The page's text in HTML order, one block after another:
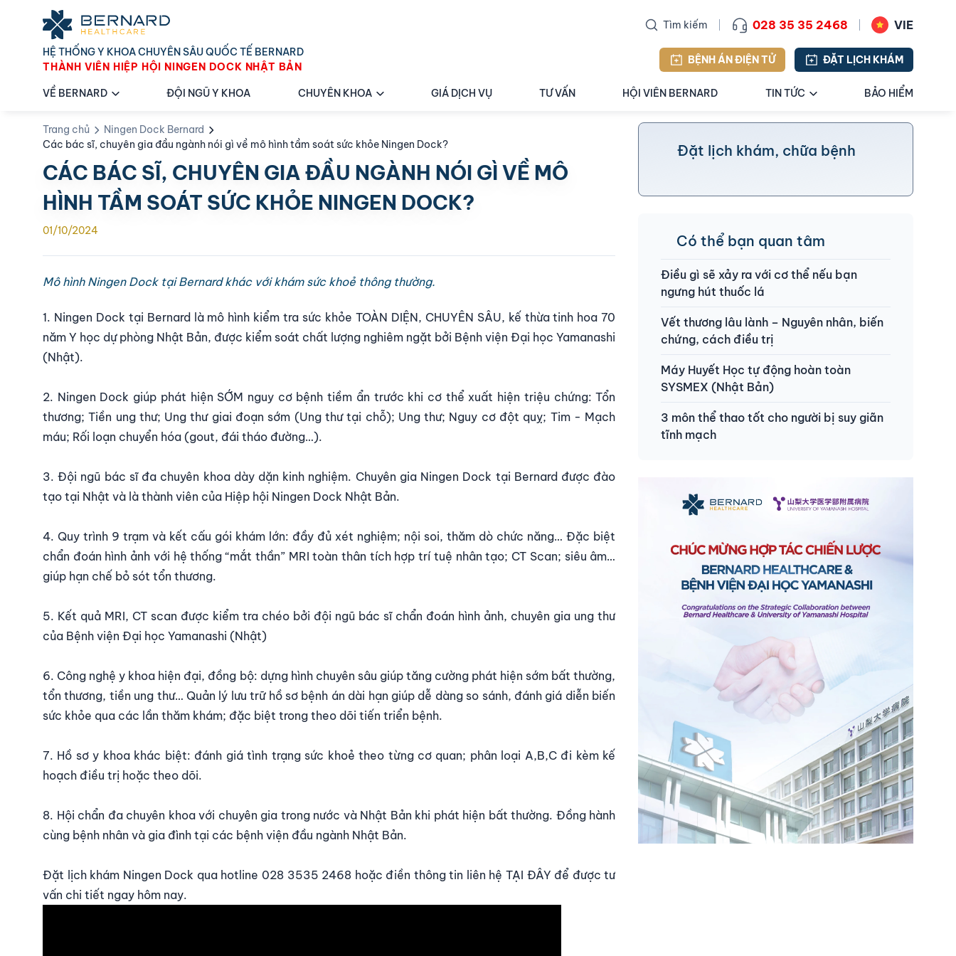
Tìm kiếm 028 35 35 2468 VIE
HỆ THỐNG Y KHOA CHUYÊN SÂU QUỐC TẾ BERNARD
THÀNH VIÊN HIỆP HỘI NINGEN DOCK NHẬT BẢN
BỆNH ÁN ĐIỆN TỬ ĐẶT LỊCH KHÁM
VỀ BERNARD ĐỘI NGŨ Y KHOA CHUYÊN KHOA GIÁ DỊCH VỤ TƯ VẤN HỘI VIÊN BERNARD TIN TỨC BẢO HIỂM
Trang chủ
Ningen Dock Bernard
Các bác sĩ, chuyên gia đầu ngành nói gì về mô hình tầm soát sức khỏe Ningen Dock?
CÁC BÁC SĨ, CHUYÊN GIA ĐẦU NGÀNH NÓI GÌ VỀ MÔ
HÌNH TẦM SOÁT SỨC KHỎE NINGEN DOCK?
01/10/2024
Mô hình Ningen Dock tại Bernard khác với khám sức khoẻ thông thường.
1. Ningen Dock tại Bernard là mô hình kiểm tra sức khỏe TOÀN DIỆN, CHUYÊN SÂU, kế thừa tinh hoa 70
năm Y học dự phòng Nhật Bản, được kiểm soát chất lượng nghiêm ngặt bởi Bệnh viện Đại học Yamanashi
(Nhật).
2. Ningen Dock giúp phát hiện SỚM nguy cơ bệnh tiềm ẩn trước khi cơ thể xuất hiện triệu chứng: Tổn
thương; Tiền ung thư; Ung thư giai đoạn sớm (Ung thư tại chỗ); Ung thư; Nguy cơ đột quỵ; Tim - Mạch
máu; Rối loạn chuyển hóa (gout, đái tháo đường…).
3. Đội ngũ bác sĩ đa chuyên khoa dày dặn kinh nghiệm. Chuyên gia Ningen Dock tại Bernard được đào
tạo tại Nhật và là thành viên của Hiệp hội Ningen Dock Nhật Bản.
4. Quy trình 9 trạm và kết cấu gói khám lớn: đầy đủ xét nghiệm; nội soi, thăm dò chức năng… Đặc biệt
chẩn đoán hình ảnh với hệ thống “mắt thần” MRI toàn thân tích hợp trí tuệ nhân tạo; CT Scan; siêu âm…
giúp hạn chế bỏ sót tổn thương.
5. Kết quả MRI, CT scan được kiểm tra chéo bởi đội ngũ bác sĩ chẩn đoán hình ảnh, chuyên gia ung thư
của Bệnh viện Đại học Yamanashi (Nhật)
6. Công nghệ y khoa hiện đại, đồng bộ: dựng hình chuyên sâu giúp tăng cường phát hiện sớm bất thường,
tổn thương, tiền ung thư… Quản lý lưu trữ hồ sơ bệnh án dài hạn giúp dễ dàng so sánh, đánh giá diễn biến
sức khỏe qua các lần thăm khám; đặc biệt trong theo dõi tiến triển bệnh.
7. Hồ sơ y khoa khác biệt: đánh giá tình trạng sức khoẻ theo từng cơ quan; phân loại A,B,C đi kèm kế
hoạch điều trị hoặc theo dõi.
8. Hội chẩn đa chuyên khoa với chuyên gia trong nước và Nhật Bản khi phát hiện bất thường. Đồng hành
cùng bệnh nhân và gia đình tại các bệnh viện đầu ngành Nhật Bản.
Đặt lịch khám Ningen Dock qua hotline 028 3535 2468 hoặc điền thông tin liên hệ TẠI ĐÂY để được tư
vấn chi tiết ngay hôm nay.
Đặt lịch khám, chữa bệnh
Có thể bạn quan tâm
Điều gì sẽ xảy ra với cơ thể nếu bạn
ngưng hút thuốc lá
Vết thương lâu lành – Nguyên nhân, biến
chứng, cách điều trị
Máy Huyết Học tự động hoàn toàn
SYSMEX (Nhật Bản)
3 môn thể thao tốt cho người bị suy giãn
tĩnh mạch